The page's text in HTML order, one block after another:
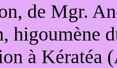
de Mgr.
higoumène
à Kératéa